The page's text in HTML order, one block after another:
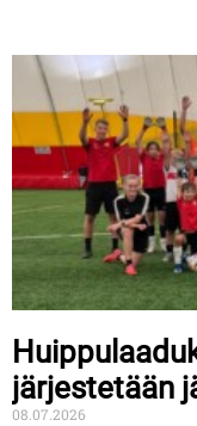
järjestetään
08.07.2026